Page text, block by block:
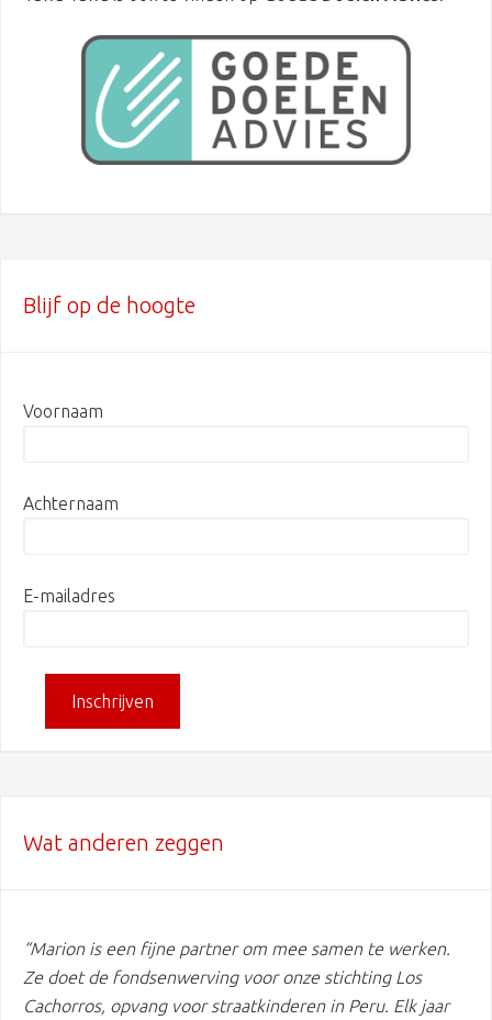
Blijf op de hoogte
Voornaam
Achternaam
E-mailadres
Wat anderen zeggen
“Marion is een fijne partner om mee samen te werken.
Ze doet de fondsenwerving voor onze stichting Los
Cachorros, opvang voor straatkinderen in Peru. Elk jaar